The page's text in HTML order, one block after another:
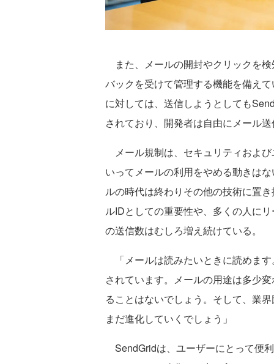
また、メールの開封やクリックを
バックを受けて管理する機能を備え
に対しては、送信しようとしても
されており、開発者は自由にメール
メール規制は、セキュリティおよ
いってメールの利用をやめる動きは
ルの時代は終わりその他の技術に置
ルIDとしての重要性や、多くの人に
の送信数はむしろ増え続けている。
「メールは読みたいときに読めま
されています。メールの用途は多少
ることはないでしょう。そして、業
まだ進化していくでしょう」
SendGridは、ユーザーにとって便